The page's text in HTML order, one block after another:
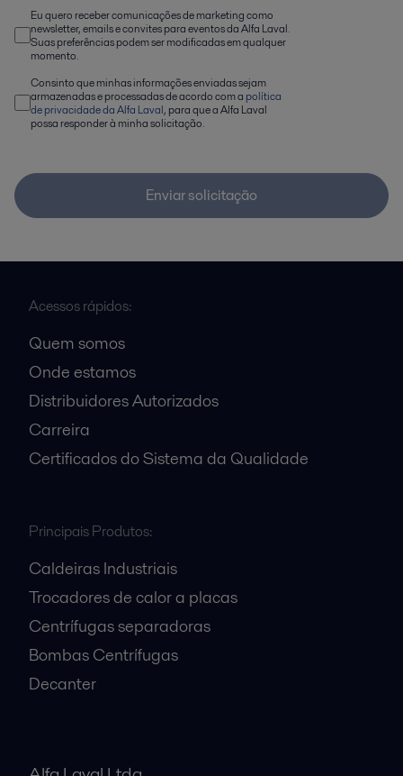
Eu quero receber comunicações de marketing como
newsletter, emails e convites para eventos da Alfa Laval.
Suas preferências podem ser modificadas em qualquer
momento.
Consinto que minhas informações enviadas sejam
armazenadas e processadas de acordo com a política
de privacidade da Alfa Laval, para que a Alfa Laval
possa responder à minha solicitação.
Enviar solicitação
Acessos rápidos:
Quem somos
Onde estamos
Distribuidores Autorizados
Carreira
Certificados do Sistema da Qualidade
Principais Produtos:
Caldeiras Industriais
Trocadores de calor a placas
Centrífugas separadoras
Bombas Centrífugas
Decanter